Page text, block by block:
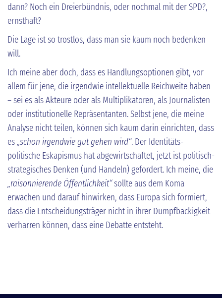
dann? Noch ein Dreierbündnis, oder nochmal mit der SPD?,
ernsthaft?
Die Lage ist so trostlos, dass man sie kaum noch bedenken
will.
Ich meine aber doch, dass es Handlungsoptionen gibt, vor
allem für jene, die irgendwie intellektuelle Reichweite haben
– sei es als Akteure oder als Multiplikatoren, als Journalisten
oder institutionelle Repräsentanten. Selbst jene, die meine
Analyse nicht teilen, können sich kaum darin einrichten, dass
es„schon irgendwie gut gehen wird“. Der Identitäts-
politische Eskapismus hat abgewirtschaftet, jetzt ist politisch-
strategisches Denken (und Handeln) gefordert. Ich meine, die
„raisonnierende Öffentlichkeit“sollte aus dem Koma
erwachen und darauf hinwirken, dass Europa sich formiert,
dass die Entscheidungsträger nicht in ihrer Dumpfbackigkeit
verharren können, dass eine Debatte entsteht.